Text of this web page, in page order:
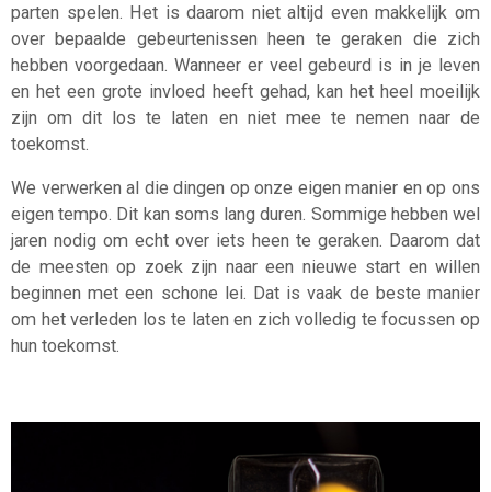
parten spelen. Het is daarom niet altijd even makkelijk om
over bepaalde gebeurtenissen heen te geraken die zich
hebben voorgedaan. Wanneer er veel gebeurd is in je leven
en het een grote invloed heeft gehad, kan het heel moeilijk
zijn om dit los te laten en niet mee te nemen naarde
toekomst.
We verwerken al die dingen op onze eigen manier en op ons
eigen tempo. Dit kan soms lang duren. Sommige hebben wel
jaren nodig om echt over iets heen te geraken. Daarom dat
de meesten op zoek zijn naar een nieuwe start en willen
beginnen met een schone lei. Dat is vaak de beste manier
om het verleden los te laten en zich volledig te focussen op
hun toekomst.